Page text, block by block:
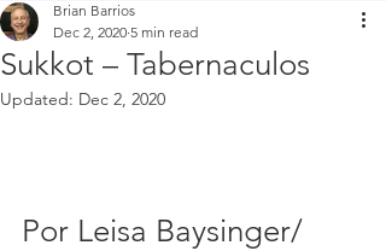
Sukkot – Tabernaculos
Brian Barrios
Dec 2, 2020 5 min read
Updated: Dec 2, 2020
Por Leisa Baysinger/